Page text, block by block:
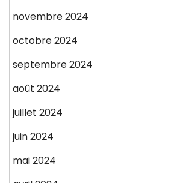
novembre 2024
octobre 2024
septembre 2024
août 2024
juillet 2024
juin 2024
mai 2024